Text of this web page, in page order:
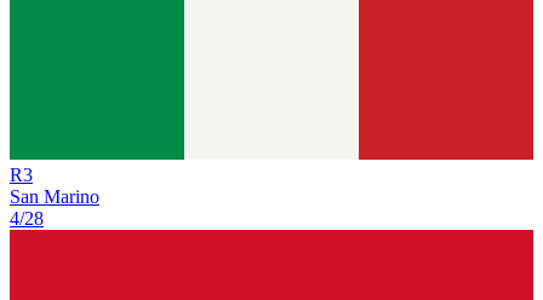
R3
San Marino
4/28